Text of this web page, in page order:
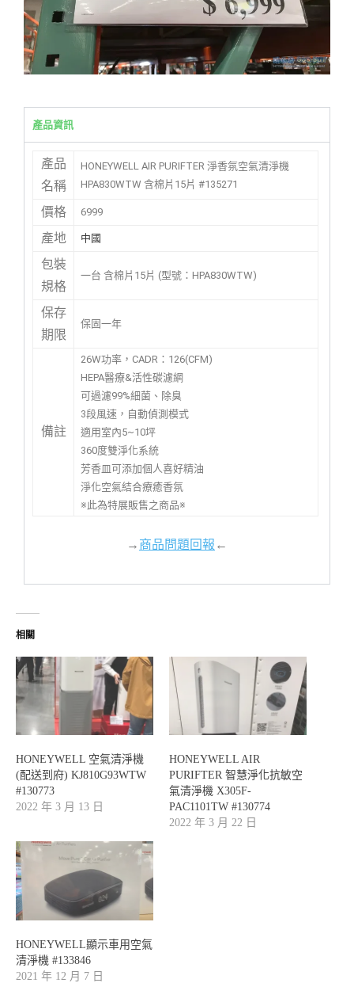
產品資訊
產品
名稱
HONEYWELL AIR PURIFTER 淨香氛空氣清淨機
HPA830WTW 含棉片15片 #135271
價格 6999
產地 中國
包裝
規格
一台 含棉片15片 (型號：HPA830WTW)
保存
期限
保固一年
備註
26W功率，CADR：126(CFM)
HEPA醫療&活性碳濾網
可過濾99%細菌、除臭
3段風速，自動偵測模式
適用室內5~10坪
360度雙淨化系統
芳香皿可添加個人喜好精油
淨化空氣結合療癒香氛
※此為特展販售之商品※
→商品問題回報←
相關
HONEYWELL 空氣清淨機
(配送到府) KJ810G93WTW
#130773
2022 年 3 月 13 日
HONEYWELL AIR
PURIFTER 智慧淨化抗敏空
氣清淨機 X305F-
PAC1101TW #130774
2022 年 3 月 22 日
HONEYWELL顯示車用空氣
清淨機 #133846
2021 年 12 月 7 日